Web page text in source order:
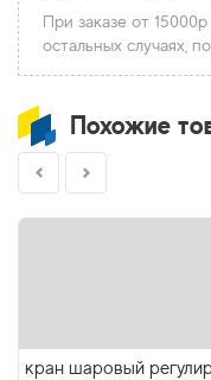
При заказе от
остальных случаях,
Похожие
кран шаровый